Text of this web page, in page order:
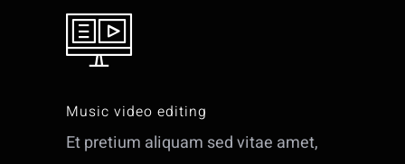
Music video editing
Et pretium aliquam sed vitae amet,